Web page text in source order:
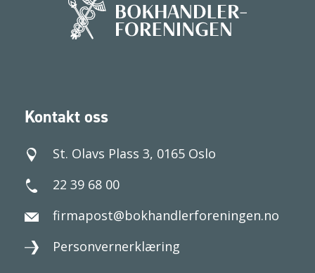
Kontakt oss
St. Olavs Plass 3, 0165 Oslo
22 39 68 00
firmapost@bokhandlerforeningen.no
Personvernerklæring